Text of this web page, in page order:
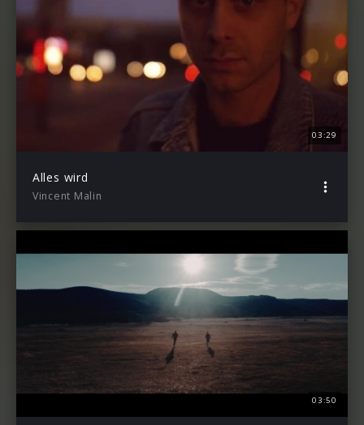
03:29
Alles wird
Vincent Malin
03:50